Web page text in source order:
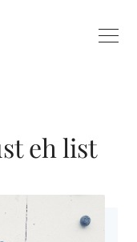
eh list